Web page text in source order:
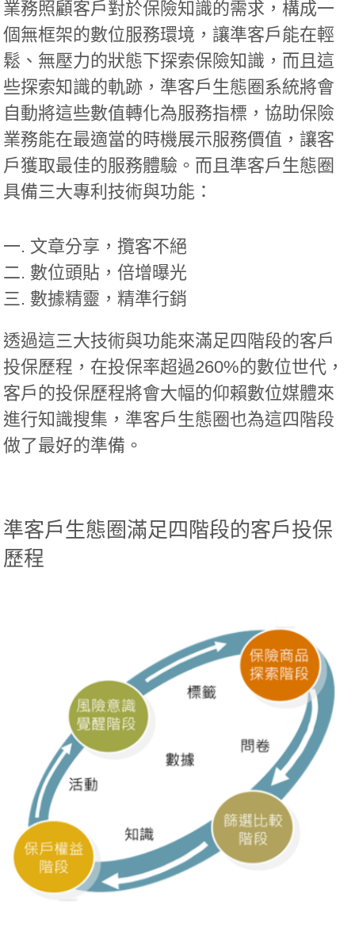
業務照顧客戶對於保險知識的需求，構成一
個無框架的數位服務環境，讓準客戶能在輕
鬆、無壓力的狀態下探索保險知識，而且這
些探索知識的軌跡，準客戶生態圈系統將會
自動將這些數值轉化為服務指標，協助保險
業務能在最適當的時機展示服務價值，讓客
戶獲取最佳的服務體驗。而且準客戶生態圈
具備三大專利技術與功能：
一. 文章分享，攬客不絕
二. 數位頭貼，倍增曝光
三. 數據精靈，精準行銷
透過這三大技術與功能來滿足四階段的客戶
投保歷程，在投保率超過260%的數位世代，
客戶的投保歷程將會大幅的仰賴數位媒體來
進行知識搜集，準客戶生態圈也為這四階段
做了最好的準備。
準客戶生態圈滿足四階段的客戶投保
歷程